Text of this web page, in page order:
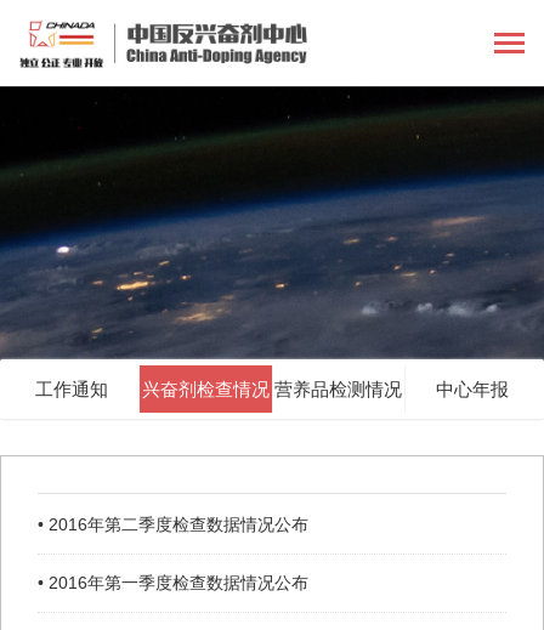
工作通知 兴奋剂检查情况 营养品检测情况 中心年报
• 2016年第二季度检查数据情况公布
• 2016年第一季度检查数据情况公布